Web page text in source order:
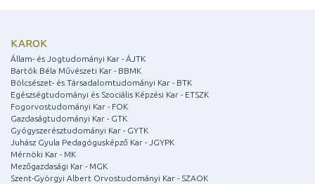
KAROK
Állam- és Jogtudományi Kar - ÁJTK
Bartók Béla Művészeti Kar - BBMK
Bölcsészet- és Társadalomtudományi Kar - BTK
Egészségtudományi és Szociális Képzési Kar - ETSZK
Fogorvostudományi Kar - FOK
Gazdaságtudományi Kar - GTK
Gyógyszerésztudományi Kar - GYTK
Juhász Gyula Pedagógusképző Kar - JGYPK
Mérnöki Kar - MK
Mezőgazdasági Kar - MGK
Szent-Györgyi Albert Orvostudományi Kar - SZAOK